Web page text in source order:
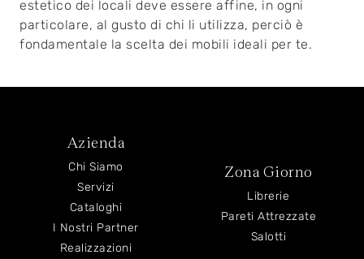
estetico dei locali deve essere affine, in ogni
particolare, al gusto di chi li utilizza, perciò è
fondamentale la scelta dei mobili ideali per te.
Azienda
Chi Siamo
Servizi
Cataloghi
I Nostri Partner
Realizzazioni
Zona Giorno
Librerie
Pareti Attrezzate
Salotti